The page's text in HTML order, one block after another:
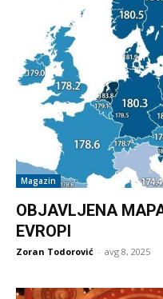
Magazin
OBJAVLJENA
EVROPI
Zoran Todorović - avg 8, 2025